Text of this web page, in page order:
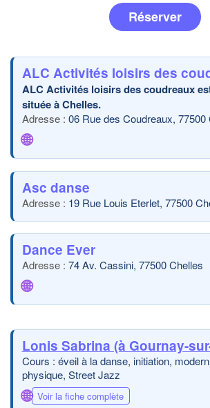
Réserver
ALC Activités loisirs des
ALC Activités loisirs des coudreaux
située à Chelles.
06 Rue des Coudreaux, 77500
🌐
Asc danse
19 Rue Louis Eterlet, 77500
Dance Ever
74 Av. Cassini, 77500 Chelles
🌐
Lonis Sabrina (à Gournay-
Cours : éveil à la danse, initiation,
physique, Street Jazz
🌐 Voir la fiche complète